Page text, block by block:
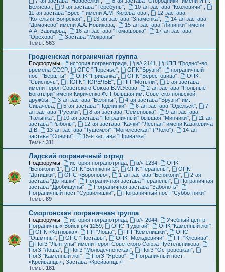
Беляева,, 9-ая застава "Теребунь",, 10-ая застава "Козловичи",,
11-ая застава "Брест" имени А.М. Кижеватова,,
12-застава
"Котельня-Боярская",, 13-ая застава "Знаменка",,
14-ая застава
"Домачево" имени А.А. Новикова,,
15-ая застава "Липинки" имени
А.А. Завидова,, 16-ая застава "Томашовка",
17-ая застава
"Орехово",
Застава "Мокраны"
Темы: 563
Гродненская пограничная группа
Подфорумы: история погранотряда, в/ч2141,
КПП "Гродно"-во
времена СССР, ОПС "Поречье", ОПК "Брузги",
пограничный
пост "Бершты", ОПК "Привалка", ОПК "Берестовица",
ОПК
"Свислочь", ПОГК "ПОРЕЧЬЕ", ПП "Мотыли",
1-ая застава
имени Героя Советского Союза В.М.Усова,
2-ая застава "Польные
Богатыри" имени Кириченко Ф.П-бывшая им. Советско-польской
дружбы, 3-ая застава "Беляны",
4-ая застава "Брузги" им.
Сивачёва, 5-ая застава "Подлипки", 6-ая застава "Одельск",
7-
ая застава "Русаки", 8-ая застава "Семеновка",
9-ая застава
"Галынка", 10-ая застава "Пограничный"-бывшая "Минчики",
11-ая
застава "Рыболы",
12-ая застава "Качки"-"Лесная" имени Казакевича
Д.В, 13-ая застава "Тушемля"-"Могилёвская"-("Чоло"),
14-ая
застава "Соничи",
15-я застава "Привалка"
Темы: 311
Лидский пограничный отряд
Подфорумы: история погранотряда, в/ч 1234,
ОПК
"Бенякони-1", ОПК "Бенякони-2", ОПК "Геранёны",
ОПК
"Дотишки", ОПС «Вороново», 1-ая застава "Бенякони",
2-ая
застава "Дотишки", Пограничная застава "Геранены",
Пограничная
застава "Дробишуны", Пограничная застава "Заболоть",
Пограничный пост "Сурвилишки",
Пограничный пост "Субботники"
Темы: 89
Сморгонская пограничная группа
Подфорумы: история погранотряда, в/ч 2044,
Учебный центр
Пограничных Войск в/ч 1259, ОПС "Гудогай", ОПК "Каменный лог",
ОПК «Котловка», ПП "Лоша", ПП "Кемелишки",
ОПС
"Ошмяны", ОПС "Поставы", ОПК “Мольдевичи”, ПП "Клевица",
ПогЗ "Лынтупы" имени Героя Советского Союза Пустельникова,
ПогЗ "Лоша", ПогЗ "Молодечненская", ПогЗ "Островецкая",
ПогЗ "Каменный лог", ПогЗ "Ярево",
Пограничный пост
«Крейванцы», Застава «Крейванцы»
Темы: 181